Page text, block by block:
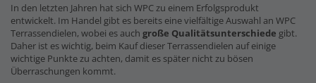
In den letzten Jahren hat sich WPC zu einem Erfolgsprodukt
entwickelt. Im Handel gibt es bereits eine vielfältige Auswahl an WPC
Terrassendielen, wobei es auch große Qualitätsunterschiede gibt.
Daher ist es wichtig, beim Kauf dieser Terrassendielen auf einige
wichtige Punkte zu achten, damit es später nicht zu bösen
Überraschungen kommt.